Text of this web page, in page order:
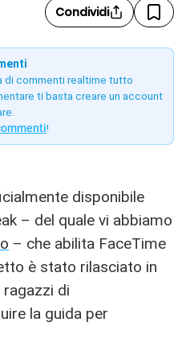
Condividi
di commenti realtime tutto
ti basta creare un account
!
disponibile
– del quale vi abbiamo
– che abilita FaceTime
è stato rilasciato in
di
la guida per